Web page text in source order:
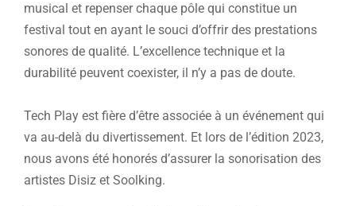
musical et repenser chaque pôle qui constitue un
festival tout en ayant le souci d’offrir des prestations
sonores de qualité. L’excellence technique et la
durabilité peuvent coexister, il n’y a pas de doute.
Tech Play est fière d’être associée à un événement qui
va au-delà du divertissement. Et lors de l’édition 2023,
nous avons été honorés d’assurer la sonorisation des
artistes Disiz et Soolking.